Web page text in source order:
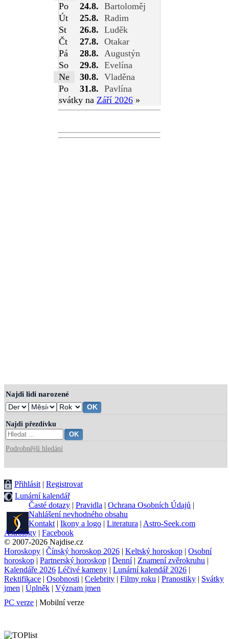
Po
24.8. Bartoloměj
Út
25.8. Radim
St
26.8. Luděk
Čt
27.8. Otakar
Pá
28.8.
Augustýn
So
29.8. Evelína
Ne
30.8. Vladěna
Po
31.8. Pavlína
svátky na Září 2026 »
Najdi lidi narozené
Najdi přezdívku
Podrobnější hledání
Přihlásit | Registrovat
Lunární kalendář
Časté dotazy | Pravidla | Ochrana Osobních Údajů |
Nahlášení nevhodného obsahu
Kontakt | Ikony a logo | Literatura | Astro-Seek.com
Astrology | Facebook
© 2007-2026 Najdise.cz
Horoskopy | Čínský horoskop 2026 | Keltský horoskop | Osobní
horoskop | Partnerský horoskop | Denní| Znamení zvěrokruhu |
Kalendáře 2026 Léčivé kameny | Lunární kalendář 2026 |
Rektifikace | Osobnosti | Celebrity | Filmy roku | Pranostiky | Svátky
jmen | Úplněk | Význam jmen
PC verze | Mobilní verze